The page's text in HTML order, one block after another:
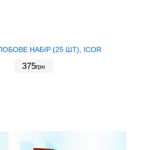
НАБІР (25 ШТ), ICOR
375грн